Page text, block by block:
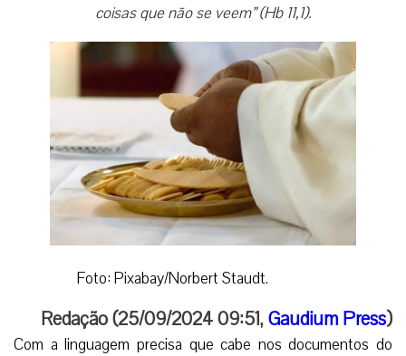
coisas que não se veem” (Hb 11,1).
Foto: Pixabay/Norbert Staudt.
Redação (25/09/2024 09:51, Gaudium Press)
Com a linguagem precisa que cabe nos documentos do